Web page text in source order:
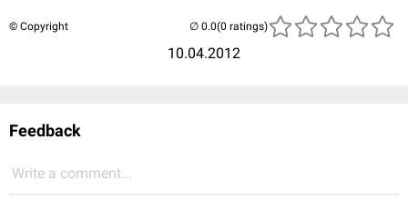
© Copyright
10.04.2012
(0 ratings)
Feedback
Write a comment...